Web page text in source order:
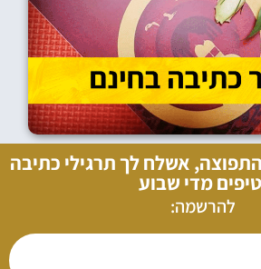
אשלח לך תרגילי כתיבה
מדי שבוע
להרשמה: